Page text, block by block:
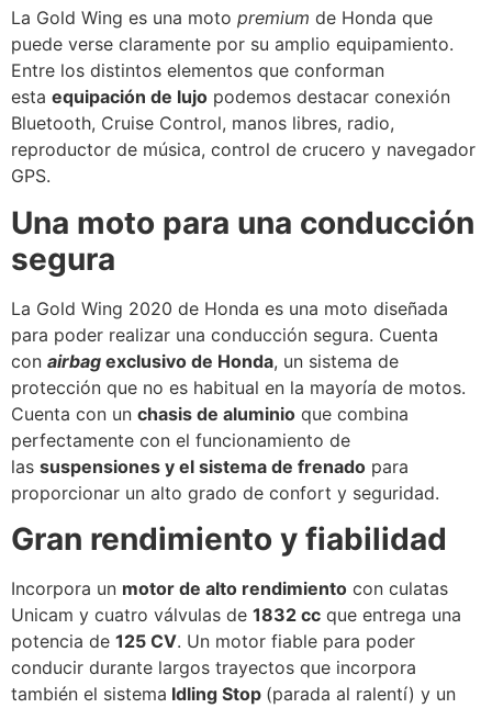
La Gold Wing es una moto premium de Honda que
puede verse claramente por su amplio equipamiento.
Entre los distintos elementos que conforman
esta equipación de lujo podemos destacar conexión
Bluetooth, Cruise Control, manos libres, radio,
reproductor de música, control de crucero y navegador
GPS.
Una moto para una conducción
segura
La Gold Wing 2020 de Honda es una moto diseñada
para poder realizar una conducción segura. Cuenta
con airbag exclusivo de Honda, un sistema de
protección que no es habitual en la mayoría de motos.
Cuenta con un chasis de aluminio que combina
perfectamente con el funcionamiento de
las suspensiones y el sistema de frenado para
proporcionar un alto grado de confort y seguridad.
Gran rendimiento y fiabilidad
Incorpora un motor de alto rendimiento con culatas
Unicam y cuatro válvulas de 1832 cc que entrega una
potencia de 125 CV. Un motor fiable para poder
conducir durante largos trayectos que incorpora
también el sistema Idling Stop (parada al ralentí) y un